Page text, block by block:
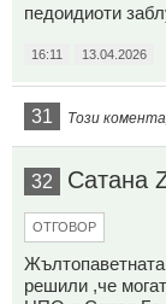
педоидиоти
16:11 13.04.2026
31 Този
32 Сатана
ОТГОВОР
решили ,че